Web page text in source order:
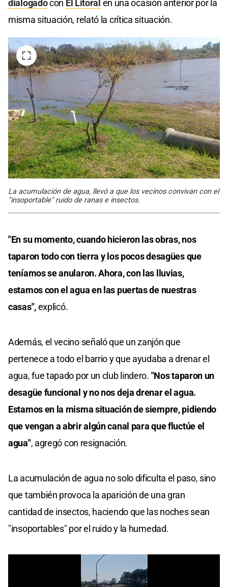
dialogadocon El Litoral en una ocasión anterior por la
misma situación, relató la crítica situación.
La acumulación de agua, llevó a que los vecinos convivan con el
"insoportable" ruido de ranas e insectos.
"En su momento, cuando hicieron las obras, nos
taparon todo con tierra y los pocos desagües que
teníamos se anularon. Ahora, con las lluvias,
estamos con el agua en las puertas de nuestras
casas",explicó.
Además, el vecino señaló que un zanjón que
pertenece a todo el barrio y que ayudaba a drenar el
agua, fue tapado por un club lindero. "Nos taparon un
desagüe funcional y no nos deja drenar el agua.
Estamos en la misma situación de siempre, pidiendo
que vengan a abrir algún canal para que fluctúe el
agua", agregó con resignación.
La acumulación de agua no solo dificulta el paso, sino
que también provoca la aparición de una gran
cantidad de insectos, haciendo que las noches sean
"insoportables" por el ruido y la humedad.